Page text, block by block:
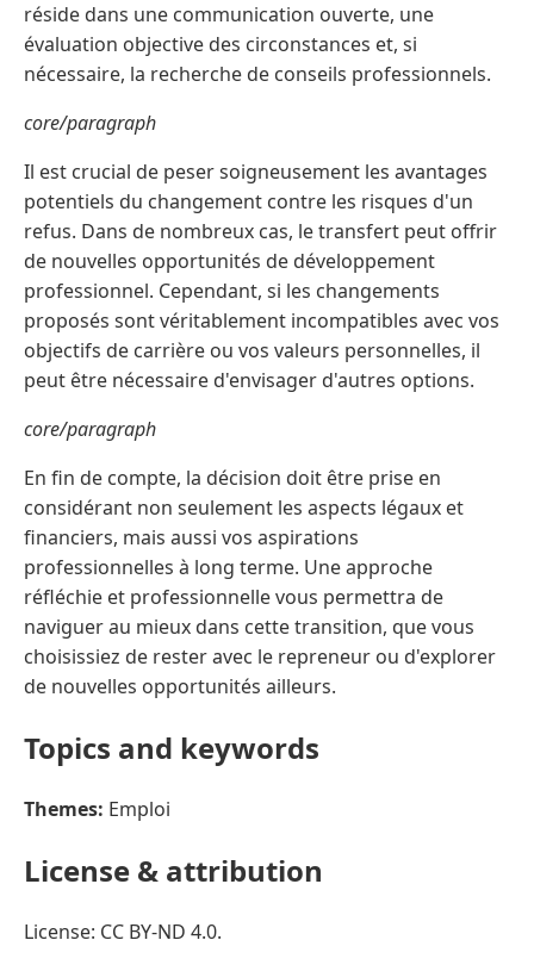
réside dans une communication ouverte, une
évaluation objective des circonstances et, si
nécessaire, la recherche de conseils professionnels.
core/paragraph
Il est crucial de peser soigneusement les avantages
potentiels du changement contre les risques d'un
refus. Dans de nombreux cas, le transfert peut offrir
de nouvelles opportunités de développement
professionnel. Cependant, si les changements
proposés sont véritablement incompatibles avec vos
objectifs de carrière ou vos valeurs personnelles, il
peut être nécessaire d'envisager d'autres options.
core/paragraph
En fin de compte, la décision doit être prise en
considérant non seulement les aspects légaux et
financiers, mais aussi vos aspirations
professionnelles à long terme. Une approche
réfléchie et professionnelle vous permettra de
naviguer au mieux dans cette transition, que vous
choisissiez de rester avec le repreneur ou d'explorer
de nouvelles opportunités ailleurs.
Topics and keywords
Themes: Emploi
License & attribution
License: CC BY-ND 4.0.